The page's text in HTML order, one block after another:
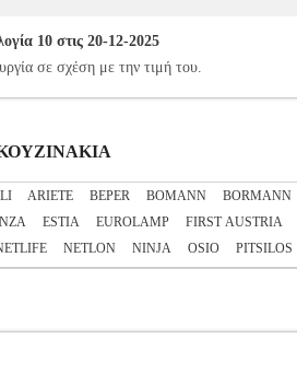
10 στις 20-12-2025
σε σχέση με την τιμή του.
ΚΟΥΖΙΝΑΚΙΑ
ARIETE BEPER BOMANN BORMANN
ESTIA EUROLAMP FIRST AUSTRIA
NETLON NINJA OSIO PITSILOS